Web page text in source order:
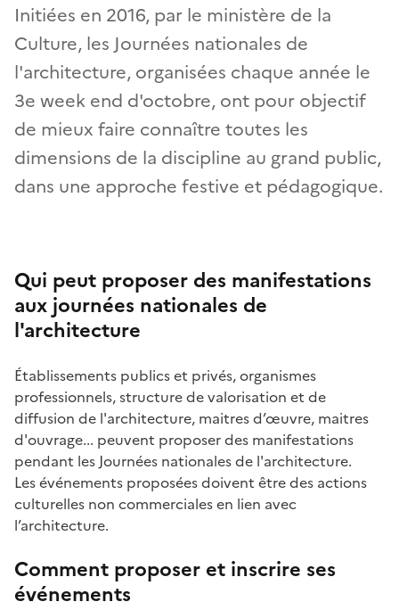
Initiées en 2016, par le ministère de la
Culture, les Journées nationales de
l'architecture, organisées chaque année le
3e week end d'octobre, ont pour objectif
de mieux faire connaître toutes les
dimensions de la discipline au grand public,
dans une approche festive et pédagogique.
Qui peut proposer des manifestations
aux journées nationales de
l'architecture
Établissements publics et privés, organismes
professionnels, structure de valorisation et de
diffusion de l'architecture, maitres d’œuvre, maitres
d'ouvrage... peuvent proposer des manifestations
pendant les Journées nationales de l'architecture.
Les événements proposées doivent être des actions
culturelles non commerciales en lien avec
l’architecture.
Comment proposer et inscrire ses
événements